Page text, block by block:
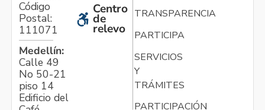
Código
Postal:
111071
Medellín:
Calle 49
No 50-21
piso 14
Edificio del
Centro
de
relevo
TRANSPARENCIA
PARTICIPA
SERVICIOS
Y
TRÁMITES
PARTICIPACIÓN